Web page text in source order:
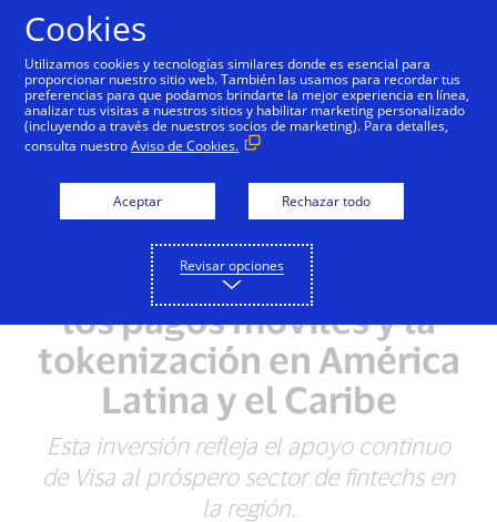
NOTAS DE PRENSA
Visa realiza inversión
estratégica en
YellowPepper para
acelerar la adopción de
los pagos móviles y la
tokenización en América
Latina y el Caribe
Esta inversión refleja el apoyo continuo
de Visa al próspero sector de fintechs en
la región.
Cookies
Utilizamos cookies y tecnologías similares donde es esencial para
proporcionar nuestro sitio web. También las usamos para recordar tus
preferencias para que podamos brindarte la mejor experiencia en línea,
analizar tus visitas a nuestros sitios y habilitar marketing personalizado
(incluyendo a través de nuestros socios de marketing). Para detalles,
consulta nuestroAviso de Cookies.
Aceptar Rechazar todo
Revisar opciones